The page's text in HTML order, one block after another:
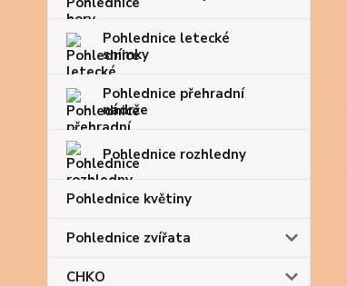
Pohlednice letecké
snímky
Pohlednice přehradní
nádrže
Pohlednice rozhledny
Pohlednice květiny
Pohlednice zvířata
CHKO